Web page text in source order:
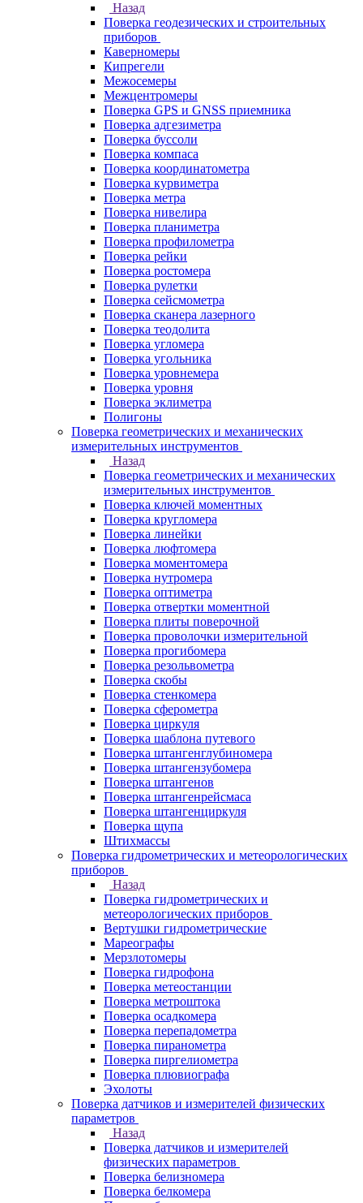
Назад
Поверка геодезических и строительных
приборов
Каверномеры
Кипрегели
Межосемеры
Межцентромеры
Поверка GPS и GNSS приемника
Поверка адгезиметра
Поверка буссоли
Поверка компаса
Поверка координатометра
Поверка курвиметра
Поверка метра
Поверка нивелира
Поверка планиметра
Поверка профилометра
Поверка рейки
Поверка ростомера
Поверка рулетки
Поверка сейсмометра
Поверка сканера лазерного
Поверка теодолита
Поверка угломера
Поверка угольника
Поверка уровнемера
Поверка уровня
Поверка эклиметра
Полигоны
Поверка геометрических и механических
измерительных инструментов
Назад
Поверка геометрических и механических
измерительных инструментов
Поверка ключей моментных
Поверка кругломера
Поверка линейки
Поверка люфтомера
Поверка моментомера
Поверка нутромера
Поверка оптиметра
Поверка отвертки моментной
Поверка плиты поверочной
Поверка проволочки измерительной
Поверка прогибомера
Поверка резольвометра
Поверка скобы
Поверка стенкомера
Поверка сферометра
Поверка циркуля
Поверка шаблона путевого
Поверка штангенглубиномера
Поверка штангензубомера
Поверка штангенов
Поверка штангенрейсмаса
Поверка штангенциркуля
Поверка щупа
Штихмассы
Поверка гидрометрических и метеорологических
приборов
Назад
Поверка гидрометрических и
метеорологических приборов
Вертушки гидрометрические
Мареографы
Мерзлотомеры
Поверка гидрофона
Поверка метеостанции
Поверка метроштока
Поверка осадкомера
Поверка перепадометра
Поверка пиранометра
Поверка пиргелиометра
Поверка плювиографа
Эхолоты
Поверка датчиков и измерителей физических
параметров
Назад
Поверка датчиков и измерителей
физических параметров
Поверка белизномера
Поверка белкомера